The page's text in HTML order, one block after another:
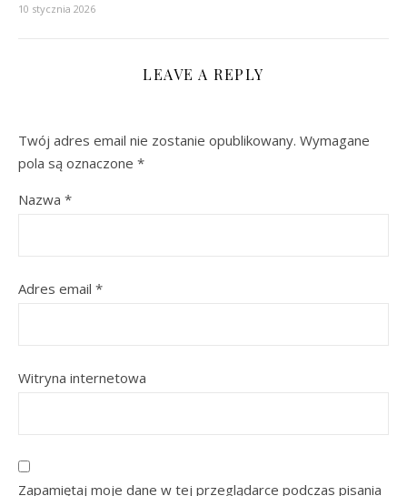
10 stycznia 2026
LEAVE A REPLY
Twój adres email nie zostanie opublikowany. Wymagane
pola są oznaczone *
Nazwa *
Adres email *
Witryna internetowa
Zapamiętaj moje dane w tej przeglądarce podczas pisania